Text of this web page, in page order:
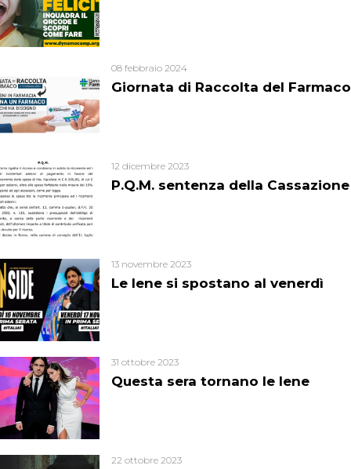
Giornata di Raccolta del Farmaco
08 febbraio 2024
P.Q.M. sentenza della Cassazione
12 dicembre 2023
Le Iene si spostano al venerdì
13 novembre 2023
Questa sera tornano le Iene
31 ottobre 2023
22 ottobre 2023